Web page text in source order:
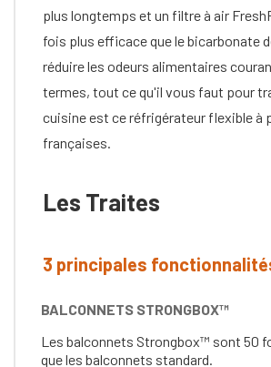
plus longtemps et un filtre à air
fois plus efficace que le bicarbonate
réduire les odeurs alimentaires
termes, tout ce qu'il vous faut pour
cuisine est ce réfrigérateur flexible à
françaises.
Les Traites
3 principales
BALCONNETS STRONGBOX™
Les balconnets Strongbox™ sont 50
que les balconnets standard.